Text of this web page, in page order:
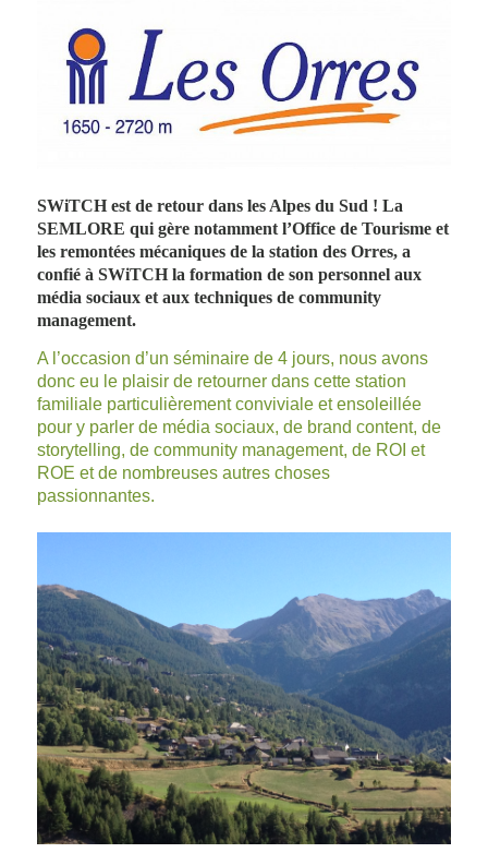
SWiTCH est de retour dans les Alpes du Sud ! La
SEMLORE qui gère notamment l’Office de Tourisme et
les remontées mécaniques de la station des Orres, a
confié à SWiTCH la formation de son personnel aux
média sociaux et aux techniques de community
management.
A l’occasion d’un séminaire de 4 jours, nous avons
donc eu le plaisir de retourner dans cette station
familiale particulièrement conviviale et ensoleillée
pour y parler de média sociaux, de brand content, de
storytelling, de community management, de ROI et
ROE et de nombreuses autres choses
passionnantes.